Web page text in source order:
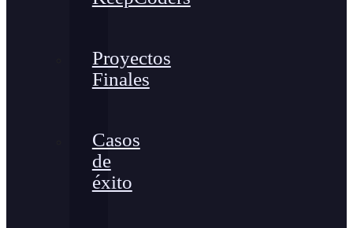
Proyectos
Finales
Casos
de
éxito